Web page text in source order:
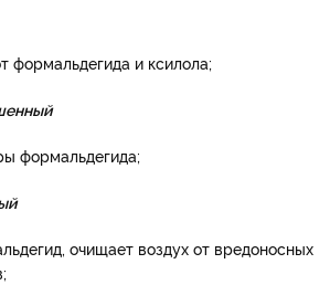
формальдегида и ксилола;
формальдегида;
очищает воздух от вредоносных